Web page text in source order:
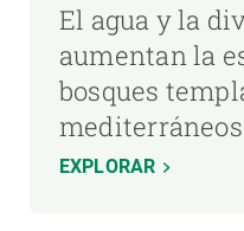
El agua y la
aumentan la
bosques
mediterráneos
EXPLORAR